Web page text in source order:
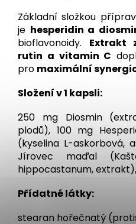
Základní složkou
je hesperidin a
bioflavonoidy. Extrakt
rutin a vitamin C
pro maximální
Složení v 1 kapsli:
250 mg Diosmin
plodů), 100 mg
(kyselina L-askorbová,
Jírovec maďal
hippocastanum,
Přídatné látky:
stearan hořečnatý